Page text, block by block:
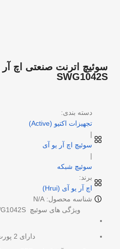
SWG1042S
دسته بندی:
تجهیزات اکتیو (Active)
|
سوئیچ اچ آر یو آی
|
سوئیچ شبکه
برند:
اچ آر یو آی (Hrui)
شناسه محصول: N/A
ویژگی های سوئیچ HR500-SWG1042S عبارت است از :
دارای 2 پورت آپلینک SFP و 4 پورت POE